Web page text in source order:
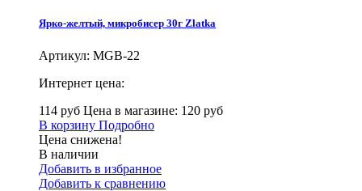
Ярко-желтый, микробисер 30г Zlatka
Артикул: MGB-22
Интернет цена:
114 руб Цена в магазине: 120 руб
В корзину Подробно
Цена снижена!
В наличии
Добавить в избранное
Добавить к сравнению